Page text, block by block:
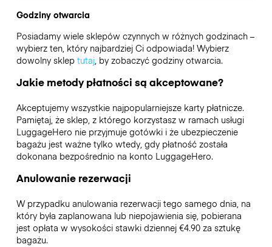
Godziny otwarcia
Posiadamy wiele sklepów czynnych w różnych godzinach –
wybierz ten, który najbardziej Ci odpowiada! Wybierz
dowolny sklep tutaj, by zobaczyć godziny otwarcia.
Jakie metody płatności są akceptowane?
Akceptujemy wszystkie najpopularniejsze karty płatnicze.
Pamiętaj, że sklep, z którego korzystasz w ramach usługi
LuggageHero nie przyjmuje gotówki i że ubezpieczenie
bagażu jest ważne tylko wtedy, gdy płatność została
dokonana bezpośrednio na konto LuggageHero.
Anulowanie rezerwacji
W przypadku anulowania rezerwacji tego samego dnia, na
który była zaplanowana lub niepojawienia się, pobierana
jest opłata w wysokości stawki dziennej €4.90 za sztukę
bagażu.